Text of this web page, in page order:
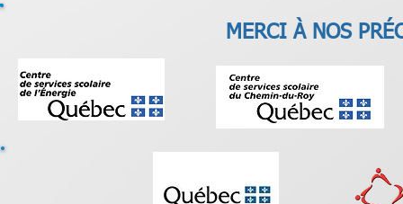
MERCI À NOS